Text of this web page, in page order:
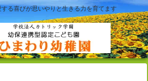
る喜びが思いやりと生きる力を育てます